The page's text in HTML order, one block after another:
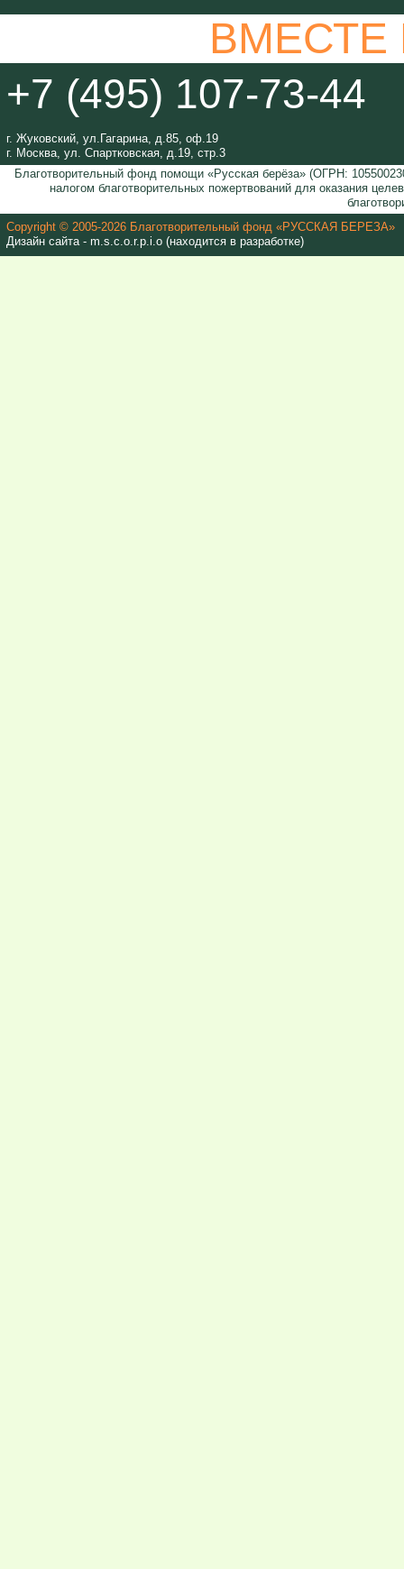
+7 (495) 107-73-44
г. Жуковский, ул.Гагарина, д.85, оф.19
г. Москва, ул. Спартковская, д.19, стр.3
Благотворительный фонд помощи «Русская берёза» (ОГРН:
налогом благотворительных пожертвований для оказания
Copyright © 2005-2026 Благотворительный фонд «РУССКАЯ БЕРЕЗА»
Дизайн сайта - m.s.c.o.r.p.i.o (находится в разработке)